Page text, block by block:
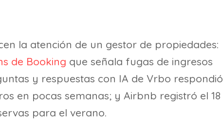
la atención de un gestor de propiedades:
de Booking que señala fugas de ingresos
y respuestas con IA de Vrbo respondió
en pocas semanas; y Airbnb registró el 18
para el verano.